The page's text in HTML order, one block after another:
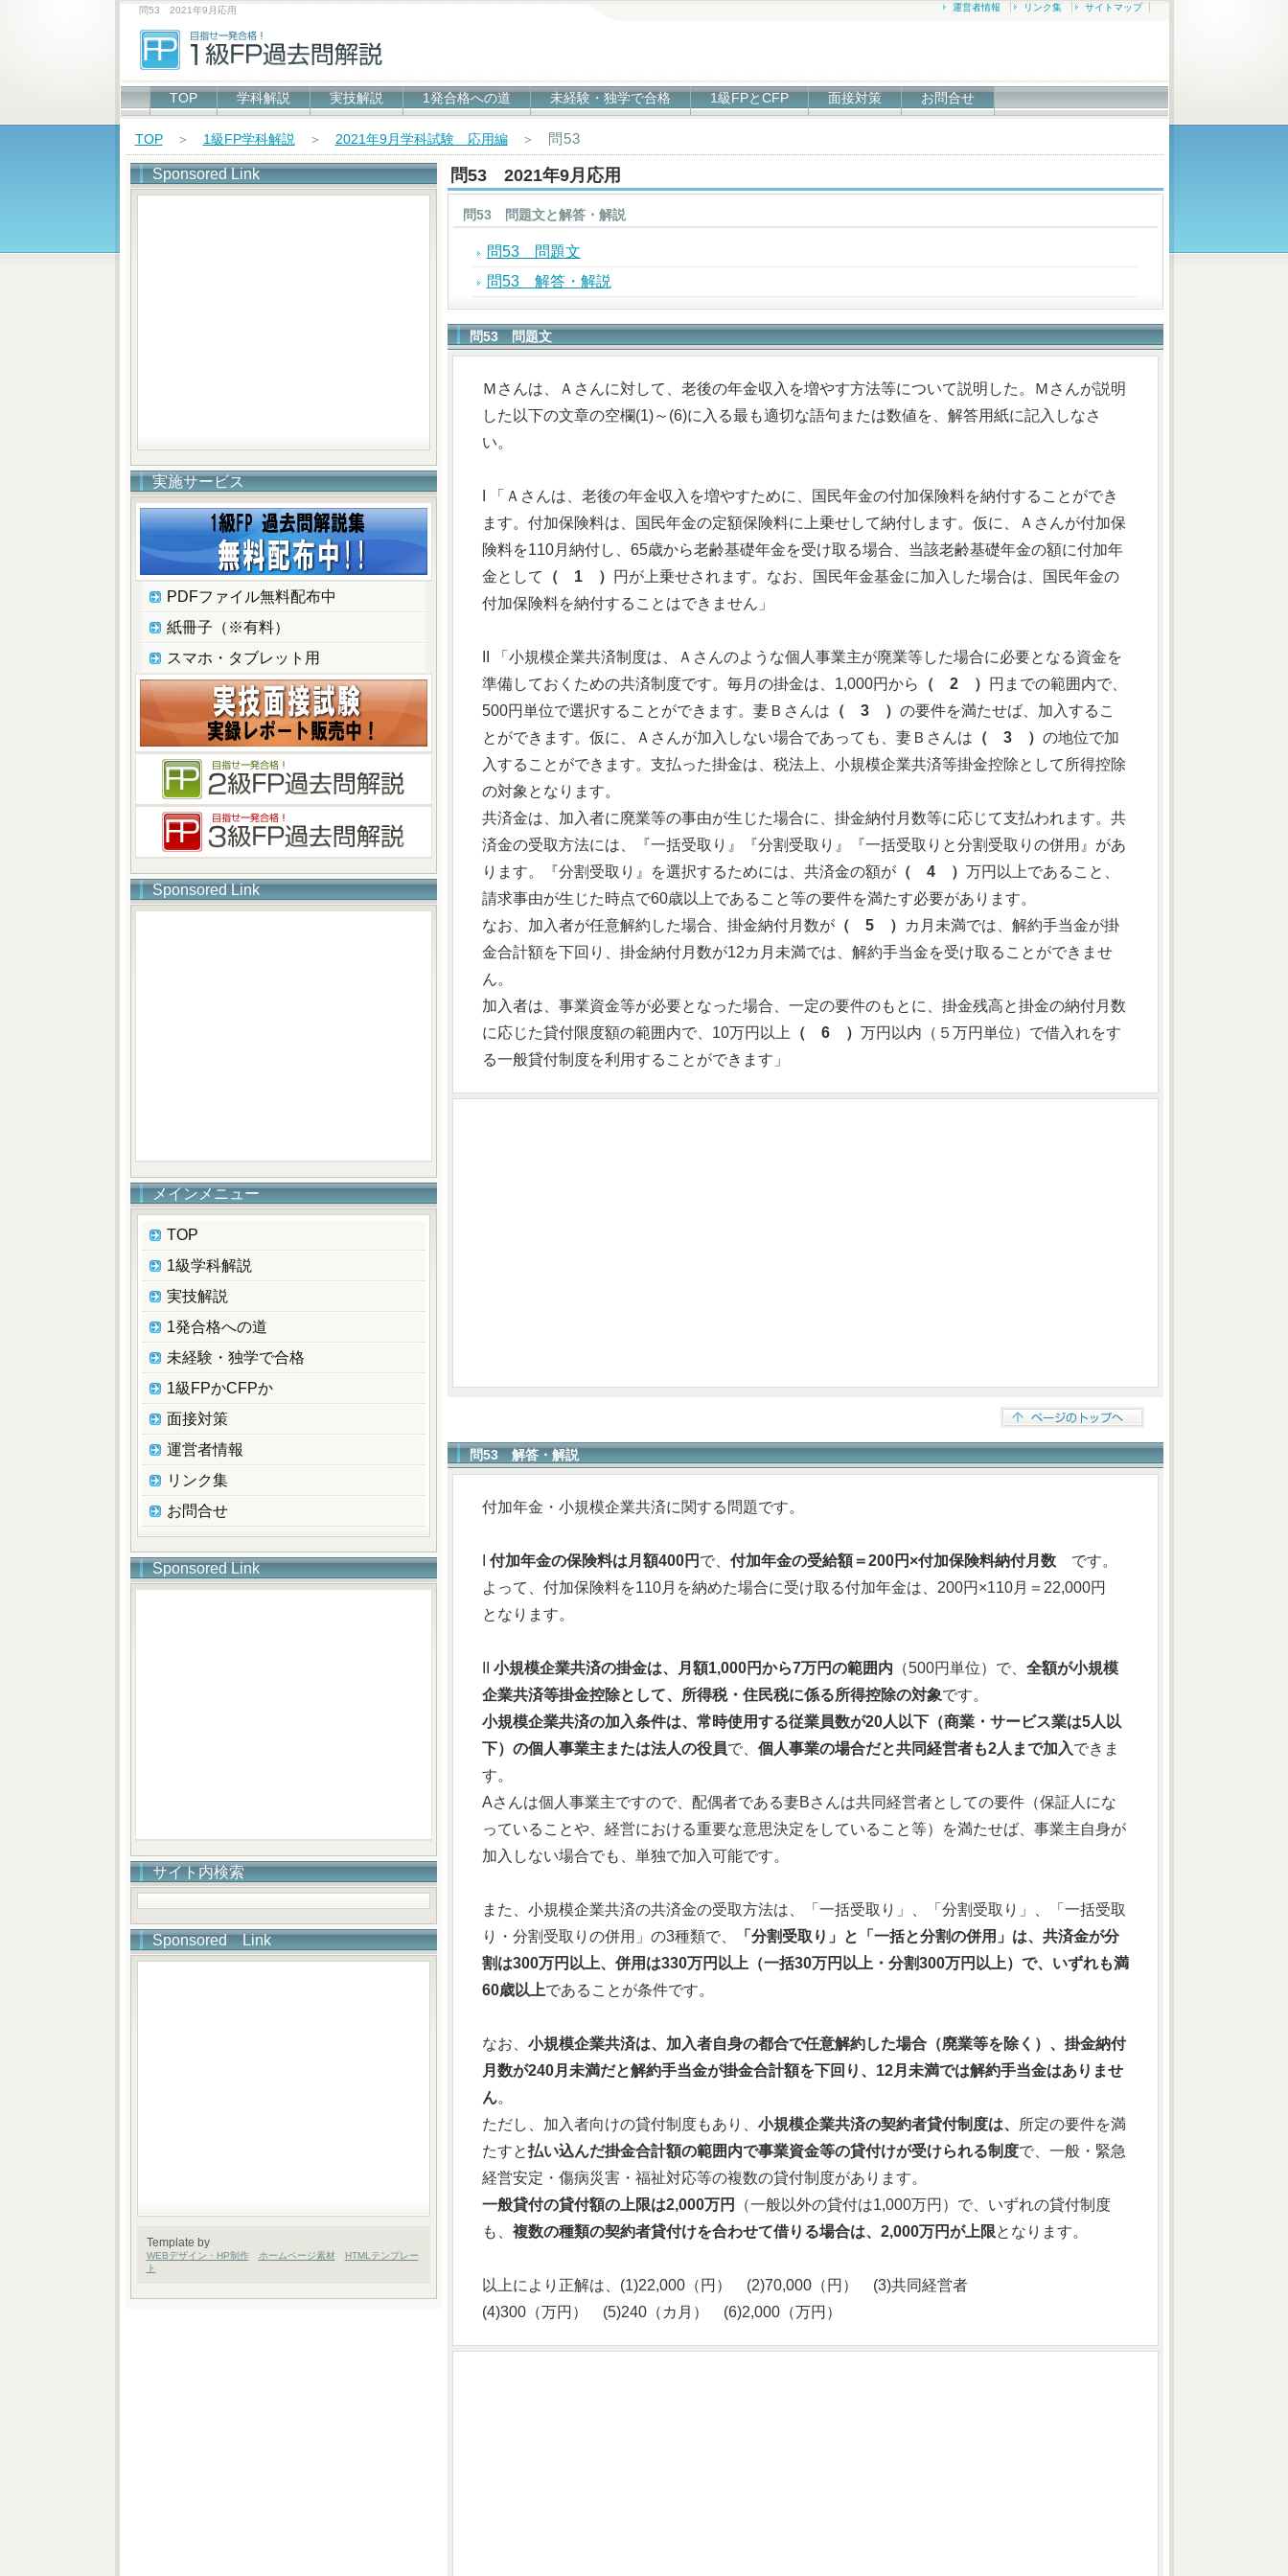
問53 2021年9月応用 運営者情報 リンク集 サイトマップ
TOP 学科解説 実技解説 1発合格への道 未経験・独学で合格 1級FPとCFP 面接対策 お問合せ
TOP＞ 1級FP学科解説 ＞ 2021年9月学科試験 応用編＞ 問53
問53 2021年9月応用
問53 問題文と解答・解説
問53 問題文
問53 解答・解説
問53 問題文
Ｍさんは、Ａさんに対して、老後の年金収入を増やす方法等について説明した。Ｍさんが説明
した以下の文章の空欄(1)～(6)に入る最も適切な語句または数値を、解答用紙に記入しなさ
い。
I 「Ａさんは、老後の年金収入を増やすために、国民年金の付加保険料を納付することができ
ます。付加保険料は、国民年金の定額保険料に上乗せして納付します。仮に、Ａさんが付加保
険料を110月納付し、65歳から老齢基礎年金を受け取る場合、当該老齢基礎年金の額に付加年
金として （ 1 ）
円が上乗せされます。なお、国民年金基金に加入した場合は、国民年金の
付加保険料を納付することはできません」
II 「小規模企業共済制度は、Ａさんのような個人事業主が廃業等した場合に必要となる資金を
準備しておくための共済制度です。毎月の掛金は、1,000円から （ 2 ）
円までの範囲内で、
500円単位で選択することができます。妻Ｂさんは （ 3 ） の要件を満たせば、加入するこ
とができます。仮に、Ａさんが加入しない場合であっても、妻Ｂさんは （ 3 ） の地位で加
入することができます。支払った掛金は、税法上、小規模企業共済等掛金控除として所得控除
の対象となります。
共済金は、加入者に廃業等の事由が生じた場合に、掛金納付月数等に応じて支払われます。共
済金の受取方法には、『一括受取り』『分割受取り』『一括受取りと分割受取りの併用』があ
ります。『分割受取り』を選択するためには、共済金の額が（ 4 ） 万円以上であること、
請求事由が生じた時点で60歳以上であること等の要件を満たす必要があります。
なお、加入者が任意解約した場合、掛金納付月数が（ 5 ）
カ月未満では、解約手当金が掛
金合計額を下回り、掛金納付月数が12カ月未満では、解約手当金を受け取ることができませ
ん。
加入者は、事業資金等が必要となった場合、一定の要件のもとに、掛金残高と掛金の納付月数
に応じた貸付限度額の範囲内で、10万円以上 （ 6 ） 万円以内（５万円単位）で借入れをす
る一般貸付制度を利用することができます」
問53 解答・解説
付加年金・小規模企業共済に関する問題です。
付加年金の保険料は月額400円 で、 付加年金の受給額＝200円×付加保険料納付月数です。
よって、付加保険料を110月を納めた場合に受け取る付加年金は、200円×110月＝22,000円
となります。
小規模企業共済の掛金は、月額1,000円から7万円の範囲内 （500円単位）で、 全額が小規模
企業共済等掛金控除として、所得税・住民税に係る所得控除の対象です。
小規模企業共済の加入条件は、常時使用する従業員数が20人以下（商業・サービス業は5人以
下）の個人事業主または法人の役員で、 個人事業の場合だと共同経営者も2人まで加入できま
す。
Aさんは個人事業主ですので、配偶者である妻Bさんは共同経営者としての要件（保証人にな
っていることや、経営における重要な意思決定をしていること等）を満たせば、事業主自身が
加入しない場合でも、単独で加入可能です。
また、小規模企業共済の共済金の受取方法は、「一括受取り」、「分割受取り」、「一括受取
り・分割受取りの併用」の3種類で、
「分割受取り」と「一括と分割の併用」は、共済金が分
割は300万円以上、併用は330万円以上（一括30万円以上・分割300万円以上）で、いずれも満
60歳以上であることが条件です。
なお、 小規模企業共済は、加入者自身の都合で任意解約した場合（廃業等を除く）、掛金納付
月数が240月未満だと解約手当金が掛金合計額を下回り、12月未満では解約手当金はありませ
ん。
ただし、加入者向けの貸付制度もあり、 小規模企業共済の契約者貸付制度は、
所定の要件を満
たすと払い込んだ掛金合計額の範囲内で事業資金等の貸付けが受けられる制度で、一般・緊急
経営安定・傷病災害・福祉対応等の複数の貸付制度があります。
一般貸付の貸付額の上限は2,000万円
（一般以外の貸付は1,000万円）で、いずれの貸付制度
も、 複数の種類の契約者貸付けを合わせて借りる場合は、2,000万円が上限となります。
以上により正解は、(1)22,000（円） (2)70,000（円） (3)共同経営者
(4)300（万円） (5)240（カ月） (6)2,000（万円）
Sponsored Link
実施サービス
PDFファイル無料配布中
紙冊子（※有料）
スマホ・タブレット用
Sponsored Link
メインメニュー
TOP
1級学科解説
実技解説
1発合格への道
未経験・独学で合格
1級FPかCFPか
面接対策
運営者情報
リンク集
お問合せ
Sponsored Link
サイト内検索
Sponsored Link
Template by
WEBデザイン・HP制作 ホームページ素材
HTMLテンプレー
ト